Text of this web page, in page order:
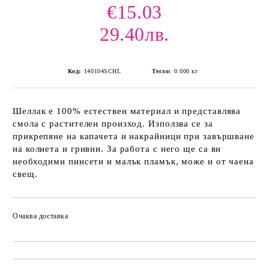
€15.03
29.40лв.
Код: 140104SCHL Тегло: 0.000 кг
Шеллак е 100% естествен материал и представлява
смола с растителен произход. Използва се за
прикрепяне на капачета и накрайници при завършване
на колиета и гривни. За работа с него ще са ви
необходими пинсети и малък пламък, може и от чаена
свещ.
Очаква доставка